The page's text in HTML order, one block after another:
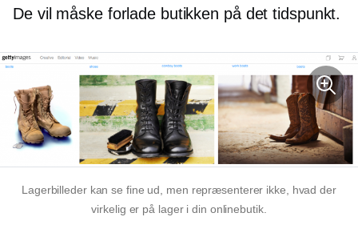
De vil måske forlade butikken på det tidspunkt.
Lagerbilleder kan se fine ud, men repræsenterer ikke, hvad der
virkelig er på lager i din onlinebutik.